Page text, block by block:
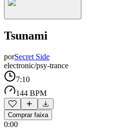
Tsunami
porSecret Side
electronic/psy-trance
7:10
144 BPM
Comprar faixa
0:00